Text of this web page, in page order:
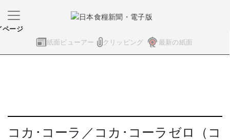
紙面ビューアー クリッピング 最新の紙面
ページ
コカ･コーラ／コカ･コーラゼロ（コ